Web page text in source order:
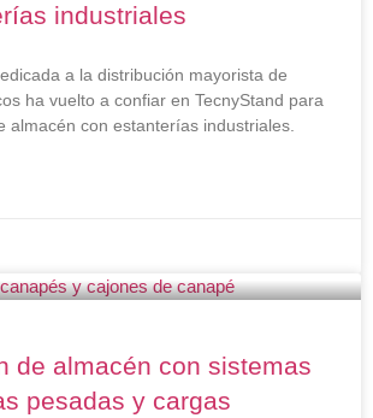
industriales
a la distribución mayorista de
ha vuelto a confiar en TecnyStand para
almacén con estanterías industriales.
de almacén con sistemas
pesadas y cargas